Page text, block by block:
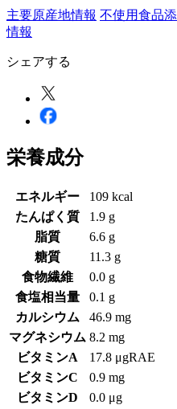
主要原産地情報 不使用食品
情報
シェアする
栄養成分
エネルギー
109 kcal
たんぱく質
1.9 g
脂質
6.6 g
糖質
11.3 g
食物繊維
0.0 g
食塩相当量
0.1 g
カルシウム
46.9 mg
マグネシウム 8.2 mg
ビタミンA
17.8 μgRAE
ビタミンC
0.9 mg
ビタミンD
0.0 μg